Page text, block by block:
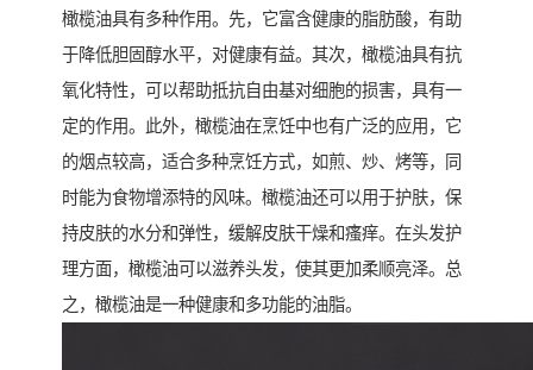
橄榄油具有多种作用。先，它富含健康的脂肪酸，有助
于降低胆固醇水平，对健康有益。其次，橄榄油具有抗
氧化特性，可以帮助抵抗自由基对细胞的损害，具有一
定的作用。此外，橄榄油在烹饪中也有广泛的应用，它
的烟点较高，适合多种烹饪方式，如煎、炒、烤等，同
时能为食物增添特的风味。橄榄油还可以用于护肤，保
持皮肤的水分和弹性，缓解皮肤干燥和瘙痒。在头发护
理方面，橄榄油可以滋养头发，使其更加柔顺亮泽。总
之，橄榄油是一种健康和多功能的油脂。